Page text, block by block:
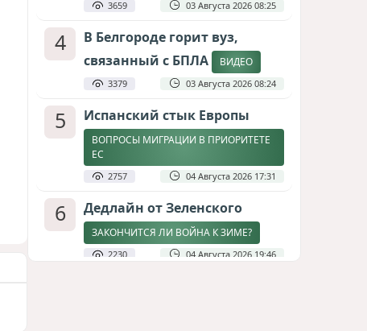
3659 03 Августа 2026 08:25
4
В Белгороде горит вуз,
связанный с БПЛА
ВИДЕО
3379 03 Августа 2026 08:24
5 Испанский стык Европы
ВОПРОСЫ МИГРАЦИИ В ПРИОРИТЕТЕ
ЕС
2757 04 Августа 2026 17:31
6 Дедлайн от Зеленского
ЗАКОНЧИТСЯ ЛИ ВОЙНА К ЗИМЕ?
2230 04 Августа 2026 19:46